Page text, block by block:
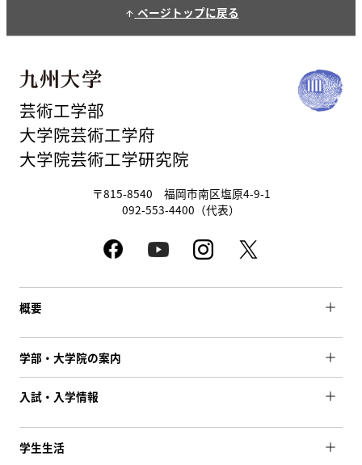
arrow_upward ページトップに戻る
芸術工学部
大学院芸術工学府
大学院芸術工学研究院
〒815-8540 福岡市南区塩原4-9-1
092-553-4400（代表）
概要
学部・大学院の案内
入試・入学情報
学生生活